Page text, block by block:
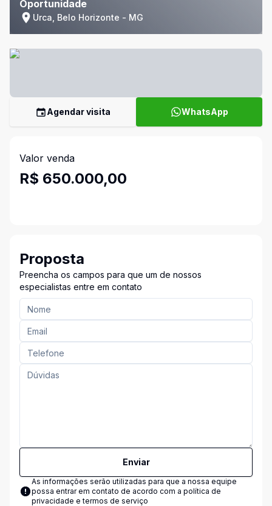
Oportunidade
Urca, Belo Horizonte - MG
Agendar visita WhatsApp
Valor venda
R$ 650.000,00
Proposta
Preencha os campos para que um de nossos
especialistas entre em contato
Enviar
As informações serão utilizadas para que a nossa equipe
possa entrar em contato de acordo com a política de
privacidade e termos de serviço